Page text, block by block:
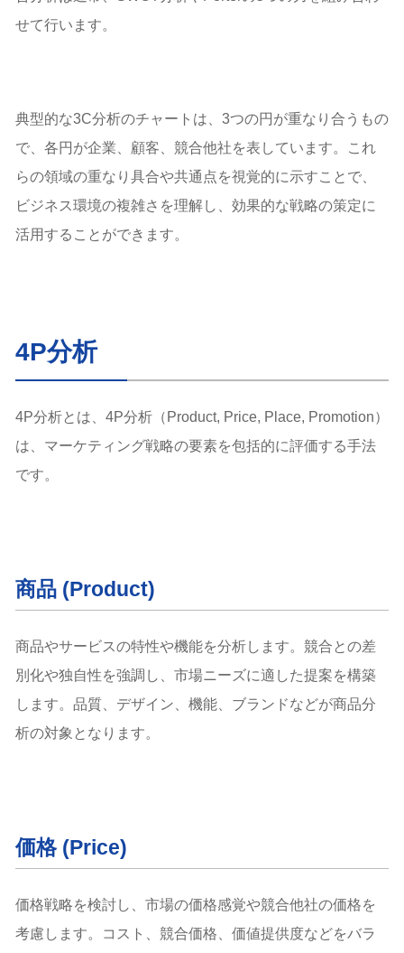
せて行います。
典型的な3C分析のチャートは、3つの円が重なり合うもの
で、各円が企業、顧客、競合他社を表しています。これ
らの領域の重なり具合や共通点を視覚的に示すことで、
ビジネス環境の複雑さを理解し、効果的な戦略の策定に
活用することができます。
4P分析
4P分析とは、4P分析（Product, Price, Place, Promotion）
は、マーケティング戦略の要素を包括的に評価する手法
です。
商品 (Product)
商品やサービスの特性や機能を分析します。競合との差
別化や独自性を強調し、市場ニーズに適した提案を構築
します。品質、デザイン、機能、ブランドなどが商品分
析の対象となります。
価格 (Price)
価格戦略を検討し、市場の価格感覚や競合他社の価格を
考慮します。コスト、競合価格、価値提供度などをバラ